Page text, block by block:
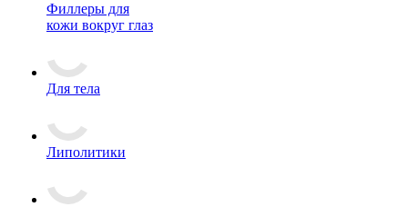
Филлеры для
кожи вокруг глаз
Для тела
Липолитики